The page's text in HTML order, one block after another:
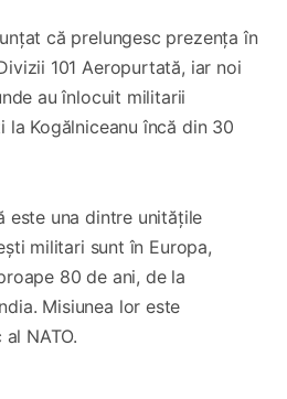
că prelungesc prezența în
101 Aeropurtată, iar noi
au înlocuit militarii
la Kogălniceanu încă din 30
este una dintre unitățile
militari sunt în Europa,
80 de ani, de la
Misiunea lor este
NATO.